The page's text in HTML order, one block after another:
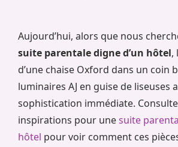
Aujourd’hui, alors que nous
suite parentale digne d’un hôtel,
d’une chaise Oxford dans un coin
luminaires AJ en guise de liseuses
sophistication immédiate.
inspirations pour unesuite
hôtel pour voir comment ces